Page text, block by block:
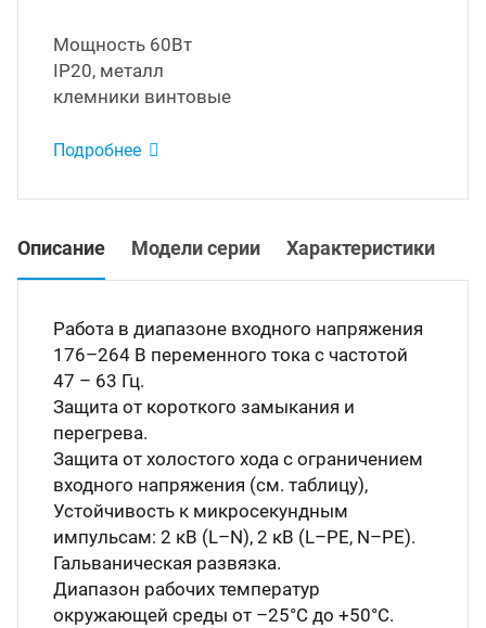
модули питания
DC преобразователи
преобразователи
Мощность 60Вт
IP20, металл
клемники винтовые
Подробнее
Описание Модели серии Характеристики
Работа в диапазоне входного напряжения
176–264 В переменного тока с частотой
47 – 63 Гц.
Защита от короткого замыкания и
перегрева.
Защита от холостого хода с ограничением
входного напряжения (см. таблицу),
Устойчивость к микросекундным
импульсам: 2 кВ (L–N), 2 кВ (L–PE, N–PE).
Гальваническая развязка.
Диапазон рабочих температур
окружающей среды от –25°С до +50°С.